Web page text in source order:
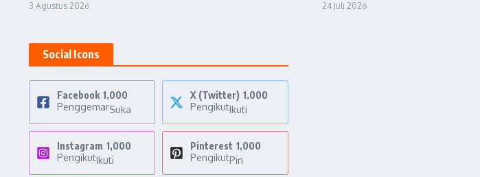
3 Agustus 2026 24 Juli 2026
Social Icons
Facebook 1,000
PenggemarSuka
X (Twitter) 1,000
PengikutIkuti
Instagram 1,000
PengikutIkuti
Pinterest 1,000
PengikutPin